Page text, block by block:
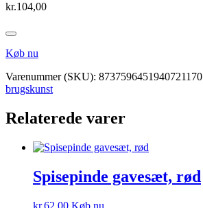
kr.104,00
Køb nu
Varenummer (SKU): 8737596451940721170
brugskunst
Relaterede varer
Spisepinde gavesæt, rød
kr.62,00 Køb nu